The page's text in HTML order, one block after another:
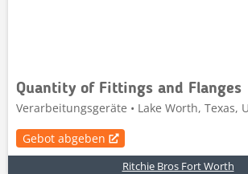
Quantity of Fittings and Flanges
Verarbeitungsgeräte • Lake Worth, Texas,
Gebot abgeben
Ritchie Bros Fort Worth